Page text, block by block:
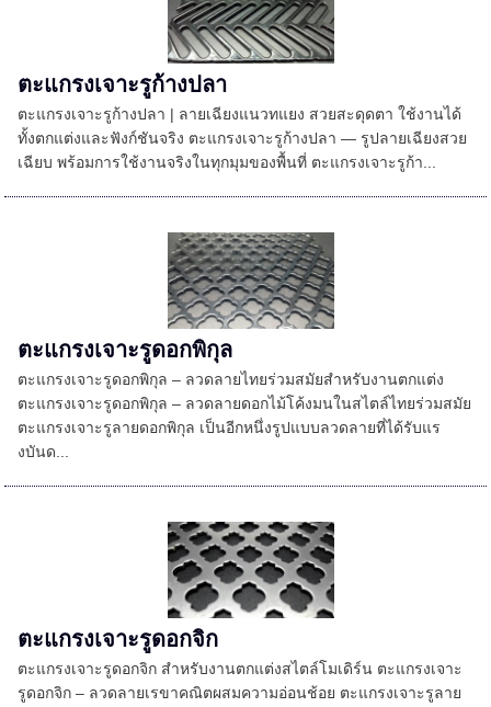
ตะแกรงเจาะรูก้างปลา
ตะแกรงเจาะรูก้างปลา | ลายเฉียงแนวทแยง สวยสะดุดตา ใช้งานได้
ทั้งตกแต่งและฟังก์ชันจริง ตะแกรงเจาะรูก้างปลา — รูปลายเฉียงสวย
เฉียบ พร้อมการใช้งานจริงในทุกมุมของพื้นที่ ตะแกรงเจาะรูก้า...
ตะแกรงเจาะรูดอกพิกุล
ตะแกรงเจาะรูดอกพิกุล – ลวดลายไทยร่วมสมัยสำหรับงานตกแต่ง
ตะแกรงเจาะรูดอกพิกุล – ลวดลายดอกไม้โค้งมนในสไตล์ไทยร่วมสมัย
ตะแกรงเจาะรูลายดอกพิกุล เป็นอีกหนึ่งรูปแบบลวดลายที่ได้รับแร
งบันด...
ตะแกรงเจาะรูดอกจิก
ตะแกรงเจาะรูดอกจิก สำหรับงานตกแต่งสไตล์โมเดิร์น ตะแกรงเจาะ
รูดอกจิก – ลวดลายเรขาคณิตผสมความอ่อนช้อย ตะแกรงเจาะรูลาย